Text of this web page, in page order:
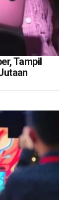
Tampil